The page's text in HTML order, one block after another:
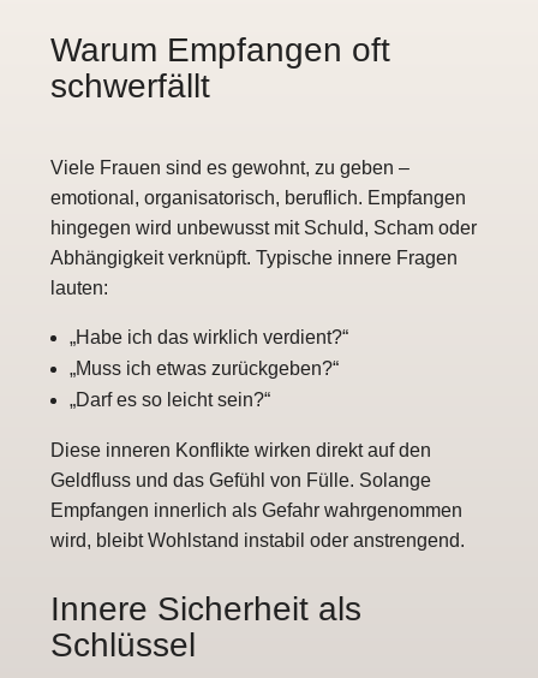
Warum Empfangen oft
schwerfällt
Viele Frauen sind es gewohnt, zu geben –
emotional, organisatorisch, beruflich. Empfangen
hingegen wird unbewusst mit Schuld, Scham oder
Abhängigkeit verknüpft. Typische innere Fragen
lauten:
„Habe ich das wirklich verdient?“
„Muss ich etwas zurückgeben?“
„Darf es so leicht sein?“
Diese inneren Konflikte wirken direkt auf den
Geldfluss und das Gefühl von Fülle. Solange
Empfangen innerlich als Gefahr wahrgenommen
wird, bleibt Wohlstand instabil oder anstrengend.
Innere Sicherheit als
Schlüssel